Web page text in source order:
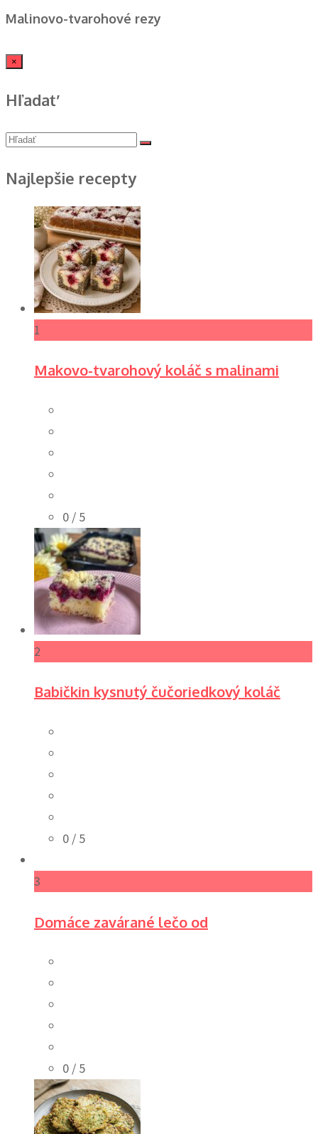
Malinovo-tvarohové rezy
×
Hľadať
Najlepšie recepty
1
Makovo-tvarohový koláč s malinami
0 / 5
2
Babičkin kysnutý čučoriedkový koláč
0 / 5
3
Domáce zavárané lečo od
0 / 5